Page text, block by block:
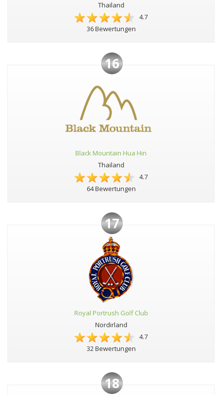
Thailand
4.7
36 Bewertungen
16
Black Mountain Hua Hin
Thailand
4.7
64 Bewertungen
17
Royal Portrush Golf Club
Nordirland
4.7
32 Bewertungen
18